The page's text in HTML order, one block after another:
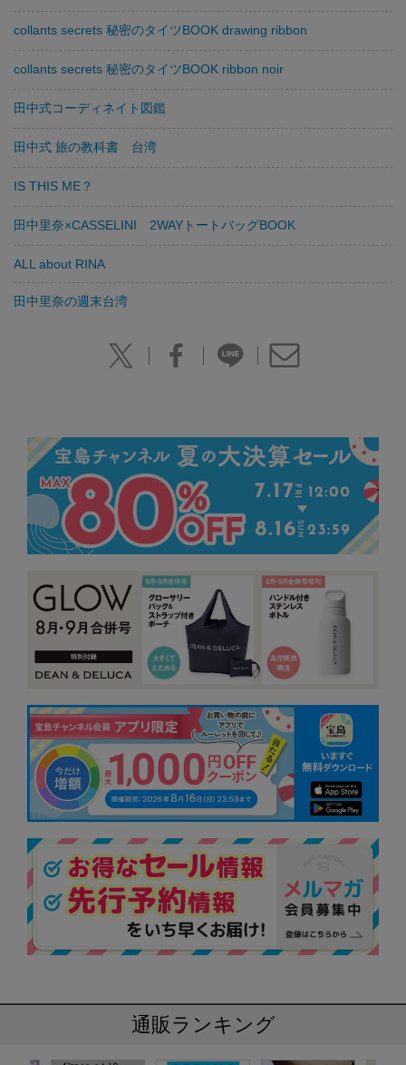
collants secrets 秘密のタイツBOOK drawing ribbon
collants secrets 秘密のタイツBOOK ribbon noir
田中式コーディネイト図鑑
田中式 旅の教科書 台湾
IS THIS ME？
田中里奈×CASSELINI 2WAYトートバッグBOOK
ALL about RINA
田中里奈の週末台湾
通販ランキング